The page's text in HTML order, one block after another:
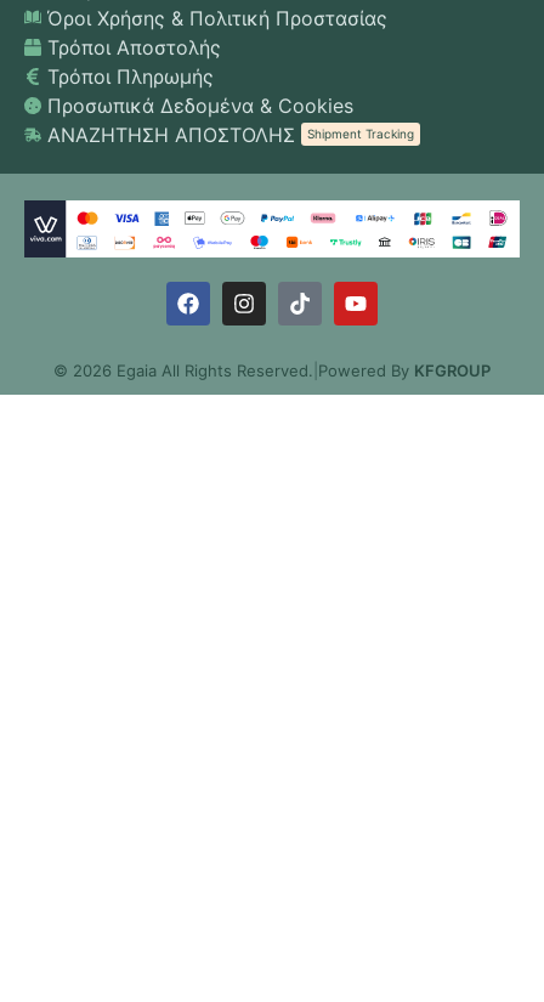
Όροι Χρήσης & Πολιτική Προστασίας
Τρόποι Αποστολής
Τρόποι Πληρωμής
Προσωπικά Δεδομένα & Cookies
ΑΝΑΖΗΤΗΣΗ ΑΠΟΣΤΟΛΗΣ
Shipment Tracking
© 2026 Egaia All Rights Reserved. Powered By KFGROUP